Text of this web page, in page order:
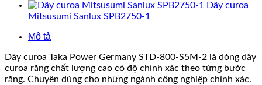
Dây curoa
Mitsusumi Sanlux SPB2750-1
Mô tả
Dây curoa Taka Power Germany STD-800-S5M-2 là dòng dây
curoa răng chất lượng cao có độ chính xác theo từng bước
răng. Chuyên dùng cho những ngành công nghiệp chính xác.